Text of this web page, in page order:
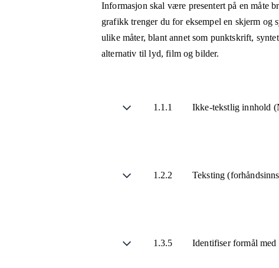
Informasjon skal være presentert på en måte
grafikk trenger du for eksempel en skjerm og
ulike måter, blant annet som punktskrift,
alternativ til lyd, film og bilder.
1.1.1 Ikke-tekstlig innhold
1.2.2 Teksting
1.3.5 Identifiser formål